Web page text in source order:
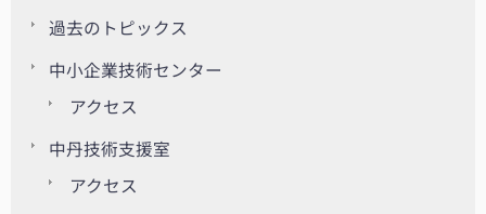
過去のトピックス
中小企業技術センター
アクセス
中丹技術支援室
アクセス